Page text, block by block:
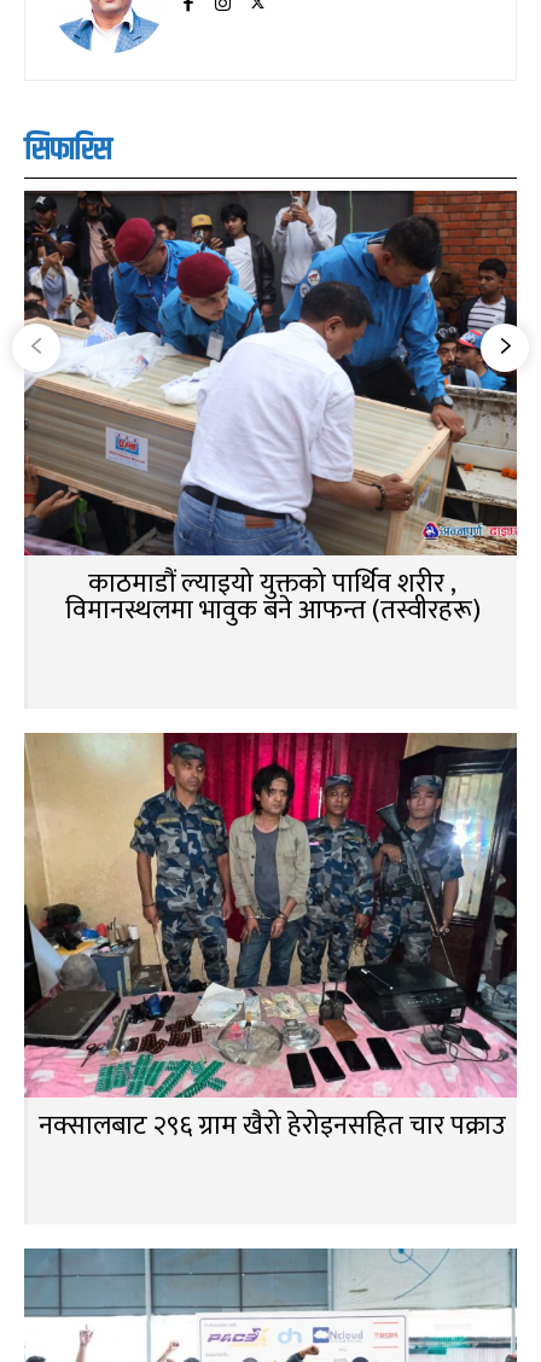
सिफारिस
काठमाडौं ल्याइयो युक्तको पार्थिव शरीर ,
विमानस्थलमा भावुक बने आफन्त (तस्वीरहरू)
नक्सालबाट २९६ ग्राम खैरो हेरोइनसहित चार पक्राउ